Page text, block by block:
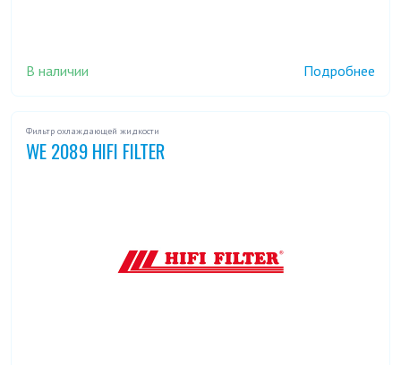
В наличии Подробнее
Фильтр охлаждающей жидкости
WE 2089 HIFI FILTER